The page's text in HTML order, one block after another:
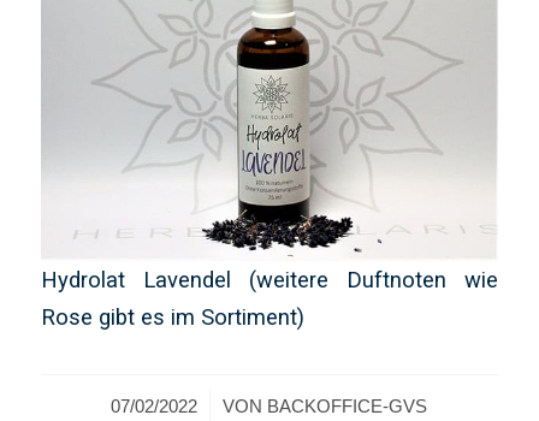
Hydrolat Lavendel (weitere Duftnoten wie
Rose gibt es im Sortiment)
07/02/2022
/ VON BACKOFFICE-GVS